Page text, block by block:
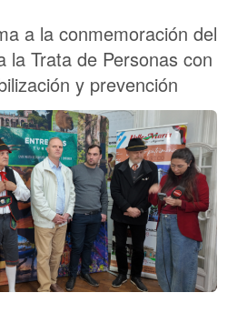
a la conmemoración del
la Trata de Personas con
y prevención